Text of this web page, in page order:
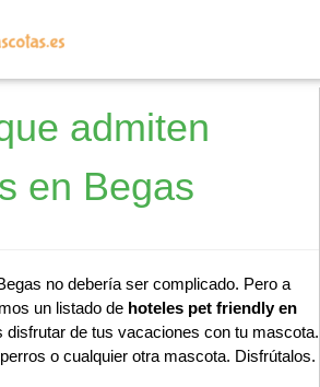
admiten
en Begas
no debería ser complicado. Pero a
un listado de hoteles pet friendly en
disfrutar de tus vacaciones con tu mascota.
o cualquier otra mascota. Disfrútalos.